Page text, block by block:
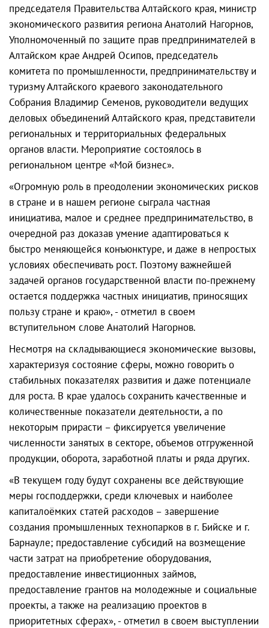
председателя Правительства Алтайского края, министр
экономического развития региона Анатолий Нагорнов,
Уполномоченный по защите прав предпринимателей в
Алтайском крае Андрей Осипов, председатель
комитета по промышленности, предпринимательству и
туризму Алтайского краевого законодательного
Собрания Владимир Семенов, руководители ведущих
деловых объединений Алтайского края, представители
региональных и территориальных федеральных
органов власти. Мероприятие состоялось в
региональном центре «Мой бизнес».
«Огромную роль в преодолении экономических рисков
в стране и в нашем регионе сыграла частная
инициатива, малое и среднее предпринимательство, в
очередной раз доказав умение адаптироваться к
быстро меняющейся конъюнктуре, и даже в непростых
условиях обеспечивать рост. Поэтому важнейшей
задачей органов государственной власти по-прежнему
остается поддержка частных инициатив, приносящих
пользу стране и краю», - отметил в своем
вступительном слове Анатолий Нагорнов.
Несмотря на складывающиеся экономические вызовы,
характеризуя состояние сферы, можно говорить о
стабильных показателях развития и даже потенциале
для роста. В крае удалось сохранить качественные и
количественные показатели деятельности, а по
некоторым прирасти – фиксируется увеличение
численности занятых в секторе, объемов отгруженной
продукции, оборота, заработной платы и ряда других.
«В текущем году будут сохранены все действующие
меры господдержки, среди ключевых и наиболее
капиталоёмких статей расходов – завершение
создания промышленных технопарков в г. Бийске и г.
Барнауле; предоставление субсидий на возмещение
части затрат на приобретение оборудования,
предоставление инвестиционных займов,
предоставление грантов на молодежные и социальные
проекты, а также на реализацию проектов в
приоритетных сферах», - отметил в своем выступлении